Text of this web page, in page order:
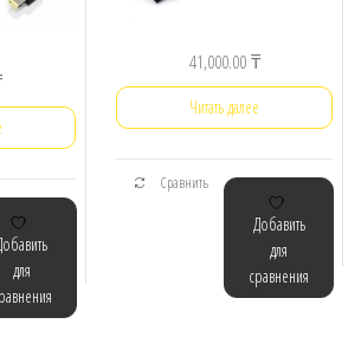
для
41,000.00₸
Читать далее
Сравнить
Добавить
для
сравнения